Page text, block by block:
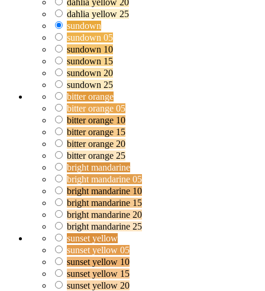
dahlia yellow 25
sundown
sundown 05
sundown 10
sundown 15
sundown 20
sundown 25
bitter orange
bitter orange 05
bitter orange 10
bitter orange 15
bitter orange 20
bitter orange 25
bright mandarine
bright mandarine 05
bright mandarine 10
bright mandarine 15
bright mandarine 20
bright mandarine 25
sunset yellow
sunset yellow 05
sunset yellow 10
sunset yellow 15
sunset yellow 20